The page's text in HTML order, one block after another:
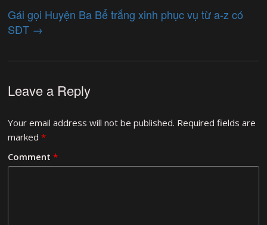
Gái gọi Huyện Ba Bể trắng xinh phục vụ từ a-z có
SĐT →
Leave a Reply
Your email address will not be published. Required fields are
marked*
Comment*